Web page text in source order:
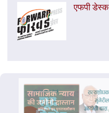
एफपी डेस्‍क